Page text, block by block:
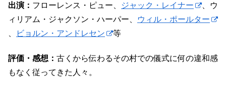
出演： フローレンス・ピュー、 ジャック・レイナー
、ウ
ィリアム・ジャクソン・ハーパー、
ウィル・ポールター
ビョルン・アンドレセン 等
評価・感想： 古くから伝わるその村での儀式に何の違和感
もなく従ってきた人々。